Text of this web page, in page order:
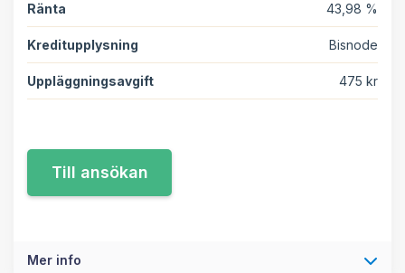
Ränta 43,98 %
Kreditupplysning Bisnode
Uppläggningsavgift 475 kr
Mer info